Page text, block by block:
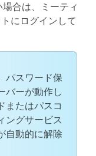
合は、ミーティ
にログインして
パスワード保
バーが動作し
またはパスコ
ングサービス
自動的に解除